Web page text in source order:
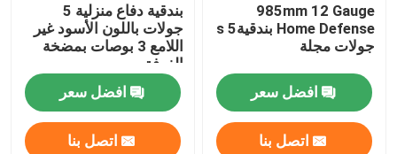
البصريات بندقية985mm 12 Gauge
Home Defense بندقيةs 5
جولات مجلة
افضل سعر
اتصل بنا
بندقية دفاع منزلية 5
جولات باللون الأسود غير
اللامع 3 بوصات بمضخة
الغرفة
افضل سعر
اتصل بنا